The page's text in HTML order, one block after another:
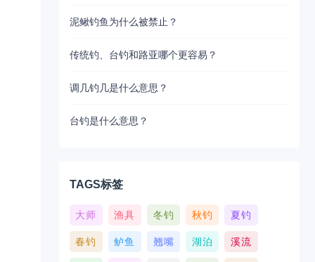
泥鳅钓鱼为什么被禁止？
传统钓、台钓和路亚哪个更容易？
调几钓几是什么意思？
台钓是什么意思？
TAGS标签
大师 渔具 冬钓 秋钓 夏钓
春钓 鲈鱼 翘嘴 湖泊 溪流